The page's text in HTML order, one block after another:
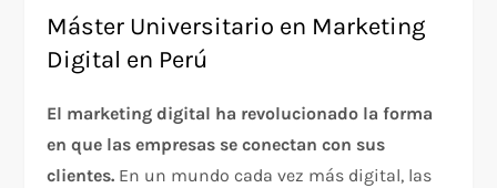
Máster Universitario en Marketing
Digital en Perú
El marketing digital ha revolucionado la forma
en que las empresas se conectan con sus
clientes. En un mundo cada vez más digital, las